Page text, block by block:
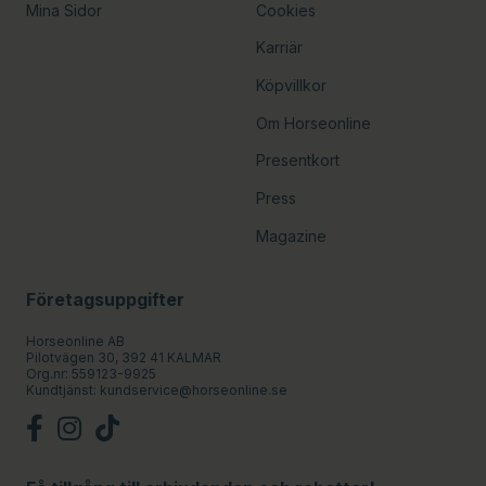
Mina Sidor Cookies
Karriär
Köpvillkor
Om Horseonline
Presentkort
Press
Magazine
Företagsuppgifter
Horseonline AB
Pilotvägen 30, 392 41 KALMAR
Org.nr: 559123-9925
Kundtjänst: kundservice@horseonline.se